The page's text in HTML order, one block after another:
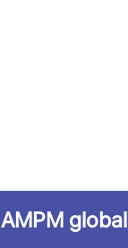
AMPM global